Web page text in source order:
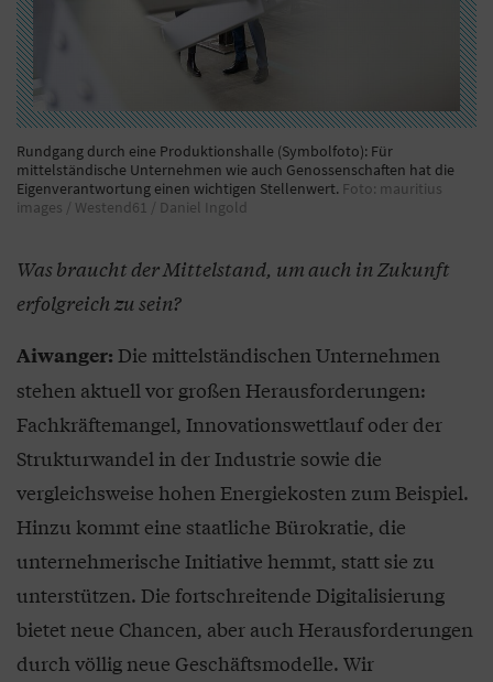
Rundgang durch eine Produktionshalle (Symbolfoto): Für
mittelständische Unternehmen wie auch Genossenschaften hat die
Eigenverantwortung einen wichtigen Stellenwert. Foto: mauritius
images / Westend61 / Daniel Ingold
Was braucht der Mittelstand, um auch in Zukunft
erfolgreich zu sein?
Aiwanger: Die mittelständischen Unternehmen
stehen aktuell vor großen Herausforderungen:
Fachkräftemangel, Innovationswettlauf oder der
Strukturwandel in der Industrie sowie die
vergleichsweise hohen Energiekosten zum Beispiel.
Hinzu kommt eine staatliche Bürokratie, die
unternehmerische Initiative hemmt, statt sie zu
unterstützen. Die fortschreitende Digitalisierung
bietet neue Chancen, aber auch Herausforderungen
durch völlig neue Geschäftsmodelle. Wir